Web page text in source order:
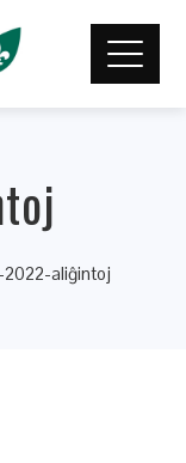
2022-aliĝintoj